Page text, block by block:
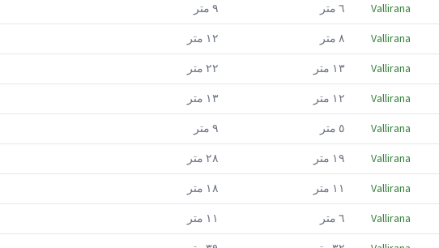
٩ متر ٦ متر Vallirana
١٢ متر ٨ متر Vallirana
٢٢ متر ١٣ متر Vallirana
١٣ متر ١٢ متر Vallirana
٩ متر ٥ متر Vallirana
٢٨ متر ١٩ متر Vallirana
١٨ متر ١١ متر Vallirana
١١ متر ٦ متر Vallirana